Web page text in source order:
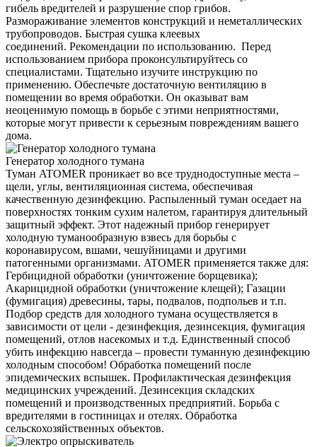
гибель вредителей и разрушение спор грибов.
Размораживание элементов конструкций и неметаллических
трубопроводов. Быстрая сушка клеевых
соединений. Рекомендации по использованию. Перед
использованием прибора проконсультируйтесь со
специалистами. Тщательно изучите инструкцию по
применению. Обеспечьте достаточную вентиляцию в
помещении во время обработки. Он оказыват вам
неоценимую помощь в борьбе с этими неприятностями,
которые могут привести к серьезным повреждениям вашего
дома.
Генератор холодного тумана
Туман ATOMER проникает во все труднодоступные места –
щели, углы, вентиляционная система, обеспечивая
качественную дезинфекцию. Распыленный туман оседает на
поверхностях тонким сухим налетом, гарантируя длительный
защитный эффект. Этот надежный прибор генерирует
холодную туманообразную взвесь для борьбы с
коронавирусом, вшами, чешуйницами и другими
патогенными организмами. ATOMER применяется также для:
Гербицидной обработки (уничтожение борщевика);
Акарицидной обработки (уничтожение клещей); Газации
(фумигация) древесины, тары, подвалов, подпольев и т.п.
Подбор средств для холодного тумана осуществляется в
зависимости от цели - дезинфекция, дезинсекция, фумигация
помещений, отлов насекомых и т.д. Единственный способ
убить инфекцию навсегда – провести туманную дезинфекцию
холодным способом! Обработка помещений после
эпидемических вспышек. Профилактическая дезинфекция
медицинских учреждений. Дезинсекция складских
помещений и производственных предприятий. Борьба с
вредителями в гостиницах и отелях. Обработка
сельскохозяйственных объектов.